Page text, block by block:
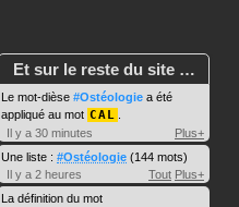
Et sur le reste du site …
Le mot-dièse #Ostéologie a été
appliqué au mot CAL
Il y a 30 minutes
Plus+
Une liste : #Ostéologie (144 mots)
Il y a 2 heures
Tout Plus+
La définition du mot